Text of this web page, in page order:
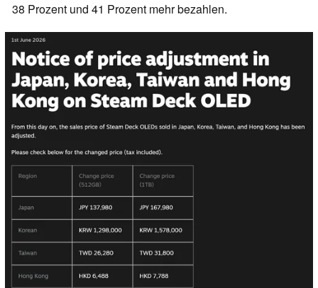
38 Prozent und 41 Prozent mehr bezahlen.